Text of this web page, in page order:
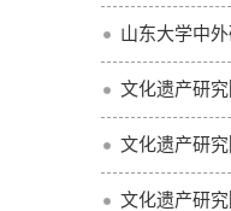
山东大学中
文化遗产研
文化遗产研
文化遗产研